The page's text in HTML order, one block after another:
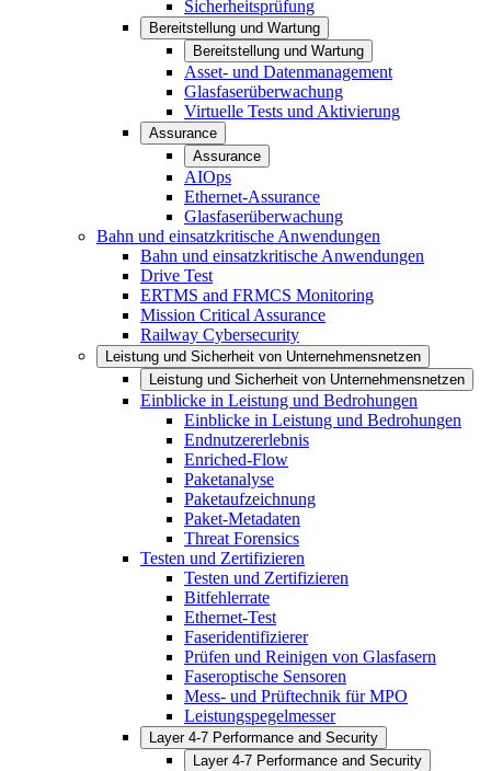
Sicherheitsprüfung
Bereitstellung und Wartung
Bereitstellung und Wartung
Asset- und Datenmanagement
Glasfaserüberwachung
Virtuelle Tests und Aktivierung
Assurance
Assurance
AIOps
Ethernet-Assurance
Glasfaserüberwachung
Bahn und einsatzkritische Anwendungen
Bahn und einsatzkritische Anwendungen
Drive Test
ERTMS and FRMCS Monitoring
Mission Critical Assurance
Railway Cybersecurity
Leistung und Sicherheit von Unternehmensnetzen
Leistung und Sicherheit von Unternehmensnetzen
Einblicke in Leistung und Bedrohungen
Einblicke in Leistung und Bedrohungen
Endnutzererlebnis
Enriched-Flow
Paketanalyse
Paketaufzeichnung
Paket-Metadaten
Threat Forensics
Testen und Zertifizieren
Testen und Zertifizieren
Bitfehlerrate
Ethernet-Test
Faseridentifizierer
Prüfen und Reinigen von Glasfasern
Faseroptische Sensoren
Mess- und Prüftechnik für MPO
Leistungspegelmesser
Layer 4-7 Performance and Security
Layer 4-7 Performance and Security